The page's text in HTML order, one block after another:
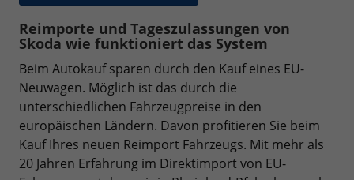
Reimporte und Tageszulassungen von
Skoda wie funktioniert das System
Beim Autokauf sparen durch den Kauf eines EU-
Neuwagen. Möglich ist das durch die
unterschiedlichen Fahrzeugpreise in den
europäischen Ländern. Davon profitieren Sie beim
Kauf Ihres neuen Reimport Fahrzeugs. Mit mehr als
20 Jahren Erfahrung im Direktimport von EU-